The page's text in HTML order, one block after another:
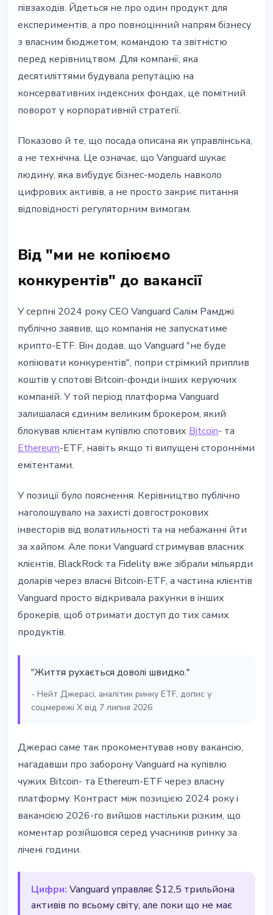
півзаходів. Йдеться не про один продукт для
експериментів, а про повноцінний напрям бізнесу
з власним бюджетом, командою та звітністю
перед керівництвом. Для компанії, яка
десятиліттями будувала репутацію на
консервативних індексних фондах, це помітний
поворот у корпоративній стратегії.
Показово й те, що посада описана як управлінська,
а не технічна. Це означає, що Vanguard шукає
людину, яка вибудує бізнес-модель навколо
цифрових активів, а не просто закриє питання
відповідності регуляторним вимогам.
Від "ми не копіюємо
конкурентів" до вакансії
У серпні 2024 року CEO Vanguard Салім Рамджі
публічно заявив, що компанія не запускатиме
крипто-ETF. Він додав, що Vanguard "не буде
копіювати конкурентів", попри стрімкий приплив
коштів у спотові Bitcoin-фонди інших керуючих
компаній. У той період платформа Vanguard
залишалася єдиним великим брокером, який
блокував клієнтам купівлю спотових Bitcoin- та
Ethereum-ETF, навіть якщо ті випущені сторонніми
емітентами.
У позиції було пояснення. Керівництво публічно
наголошувало на захисті довгострокових
інвесторів від волатильності та на небажанні йти
за хайпом. Але поки Vanguard стримував власних
клієнтів, BlackRock та Fidelity вже зібрали мільярди
доларів через власні Bitcoin-ETF, а частина клієнтів
Vanguard просто відкривала рахунки в інших
брокерів, щоб отримати доступ до тих самих
продуктів.
"Життя рухається доволі швидко."
- Нейт Джерасі, аналітик ринку ETF, допис у
соцмережі X від 7 липня 2026
Джерасі саме так прокоментував нову вакансію,
нагадавши про заборону Vanguard на купівлю
чужих Bitcoin- та Ethereum-ETF через власну
платформу. Контраст між позицією 2024 року і
вакансією 2026-го вийшов настільки різким, що
коментар розійшовся серед учасників ринку за
лічені години.
Цифри: Vanguard управляє $12,5 трильйона
активів по всьому світу, але поки що не має